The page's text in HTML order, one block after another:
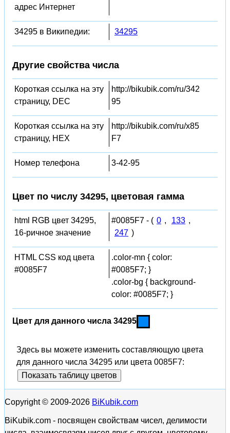
адрес Интернет
34295 в Википедии: 34295
Другие свойства числа
Короткая ссылка на эту
страницу, DEC
http://bikubik.com/ru/342
95
Короткая ссылка на эту
страницу, HEX
http://bikubik.com/ru/x85
F7
Номер телефона 3-42-95
Цвет по числу 34295, цветовая гамма
html RGB цвет 34295,
16-ричное значение
#0085F7 - ( 0 , 133 ,
247 )
HTML CSS код цвета
#0085F7
.color-mn { color:
#0085F7; }
.color-bg { background-
color: #0085F7; }
Цвет для данного числа 34295
Здесь вы можете изменить составляющую цвета
для данного числа 34295 или цвета 0085F7:
Показать таблицу цветов
Copyright © 2009-2026 BiKubik.com
BiKubik.com - посвящен свойствам чисел, делимости